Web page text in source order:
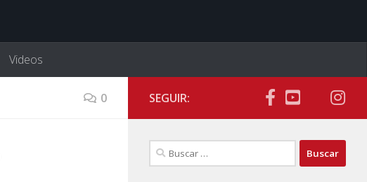
Videos
0 SEGUIR:
Buscar: